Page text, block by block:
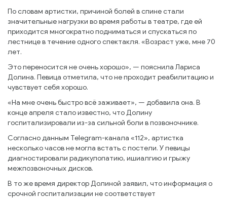
По словам артистки, причиной болей в спине стали
значительные нагрузки во время работы в театре, где ей
приходится многократно подниматься и спускаться по
лестнице в течение одного спектакля. «Возраст уже, мне 70
лет.
Это переносится не очень хорошо», — пояснила Лариса
Долина. Певица отметила, что не проходит реабилитацию и
чувствует себя хорошо.
«На мне очень быстро всё заживает», — добавила она. В
конце апреля стало известно, что Долину
госпитализировали из-за сильной боли в позвоночнике.
Согласно данным Telegram-канала «112», артистка
несколько часов не могла встать с постели. У певицы
диагностировали радикулопатию, ишиалгию и грыжу
межпозвоночных дисков.
В то же время директор Долиной заявил, что информация о
срочной госпитализации не соответствует